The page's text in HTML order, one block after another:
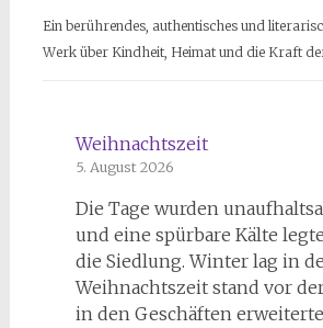
Ein berührendes, authentisches und
Werk über Kindheit, Heimat und die Kraft
Weihnachtszeit
5. August 2026
Die Tage wurden
und eine spürbare Kälte
die Siedlung. Winter lag in
Weihnachtszeit stand vor
in den Geschäften